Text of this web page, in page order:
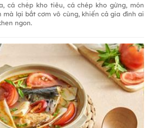
cá chép kho tiêu, cá chép kho gừng, món
mà lại bắt cơm vô cùng, khiến cả gia đình ai
ngon.